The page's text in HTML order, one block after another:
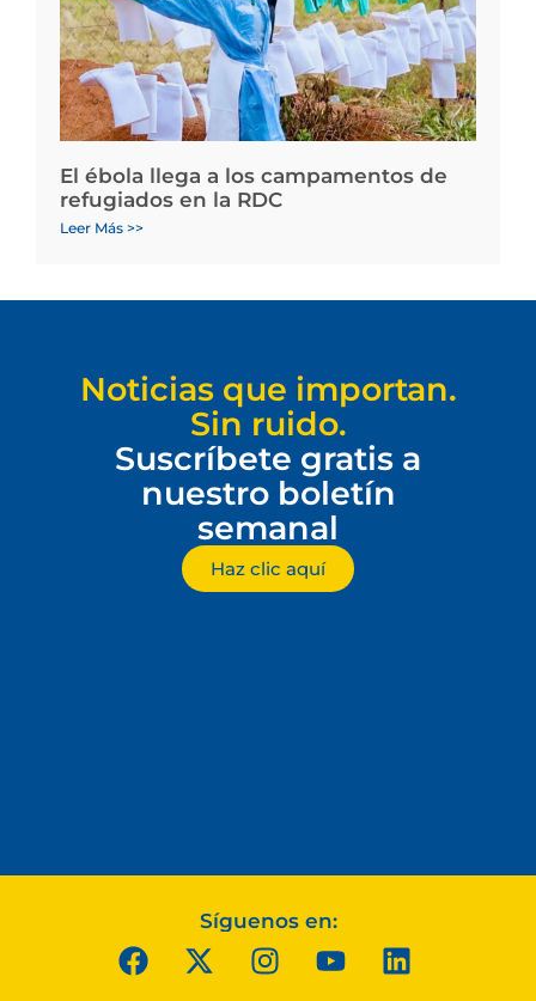
El ébola llega a los campamentos de
refugiados en la RDC
Leer Más >>
Noticias que importan.
Sin ruido.
Suscríbete gratis a
nuestro boletín
semanal
Haz clic aquí
Síguenos en: